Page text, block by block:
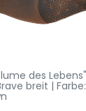
des Lebens"
breit |